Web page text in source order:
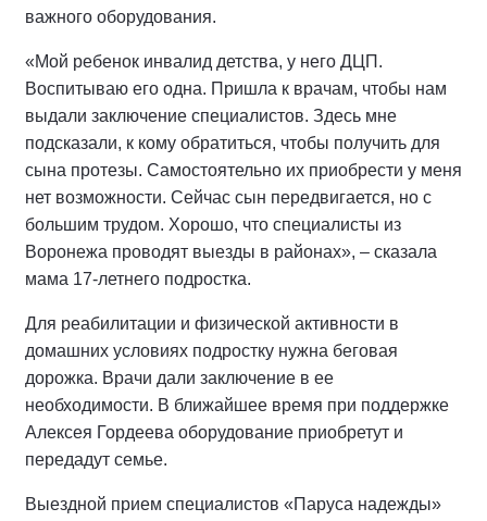
важного оборудования.
«Мой ребенок инвалид детства, у него ДЦП.
Воспитываю его одна. Пришла к врачам, чтобы нам
выдали заключение специалистов. Здесь мне
подсказали, к кому обратиться, чтобы получить для
сына протезы. Самостоятельно их приобрести у меня
нет возможности. Сейчас сын передвигается, но с
большим трудом. Хорошо, что специалисты из
Воронежа проводят выезды в районах», – сказала
мама 17-летнего подростка.
Для реабилитации и физической активности в
домашних условиях подростку нужна беговая
дорожка. Врачи дали заключение в ее
необходимости. В ближайшее время при поддержке
Алексея Гордеева оборудование приобретут и
передадут семье.
Выездной прием специалистов «Паруса надежды»